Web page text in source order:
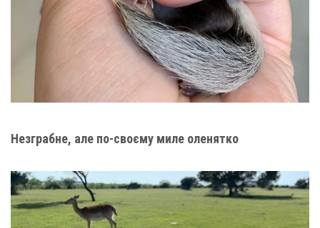
Незграбне, але по-своєму миле оленятко